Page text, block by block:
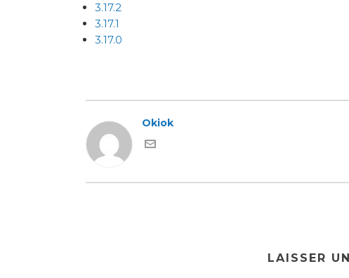
3.17.2
3.17.1
3.17.0
Okiok
LAISSER